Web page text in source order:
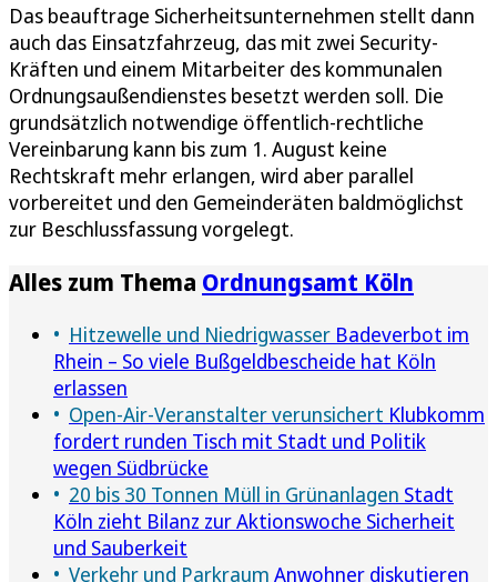
Das beauftrage Sicherheitsunternehmen stellt dann
auch das Einsatzfahrzeug, das mit zwei Security-
Kräften und einem Mitarbeiter des kommunalen
Ordnungsaußendienstes besetzt werden soll. Die
grundsätzlich notwendige öffentlich-rechtliche
Vereinbarung kann bis zum 1. August keine
Rechtskraft mehr erlangen, wird aber parallel
vorbereitet und den Gemeinderäten baldmöglichst
zur Beschlussfassung vorgelegt.
Alles zum Thema Ordnungsamt Köln
Hitzewelle und Niedrigwasser Badeverbot im
Rhein – So viele Bußgeldbescheide hat Köln
erlassen
Open-Air-Veranstalter verunsichert Klubkomm
fordert runden Tisch mit Stadt und Politik
wegen Südbrücke
20 bis 30 Tonnen Müll in Grünanlagen Stadt
Köln zieht Bilanz zur Aktionswoche Sicherheit
und Sauberkeit
Verkehr und Parkraum Anwohner diskutieren